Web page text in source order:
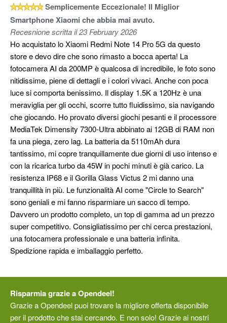
Semplicemente Eccezionale! Il Miglior
Smartphone Xiaomi che abbia mai avuto.
Recesnione scritta il 23 February 2026
Ho acquistato lo Xiaomi Redmi Note 14 Pro 5G da questo
store e devo dire che sono rimasto a bocca aperta! La
fotocamera AI da 200MP è qualcosa di incredibile, le foto sono
nitidissime, piene di dettagli e i colori vivaci. Anche con poca
luce si comporta benissimo. Il display 1.5K a 120Hz è una
meraviglia per gli occhi, scorre tutto fluidissimo, sia navigando
che giocando. Ho provato diversi giochi pesanti e il processore
MediaTek Dimensity 7300-Ultra abbinato ai 12GB di RAM non
fa una piega, zero lag. La batteria da 5110mAh dura
tantissimo, mi copre tranquillamente due giorni di uso intenso e
con la ricarica turbo da 45W in pochi minuti è già carico. La
resistenza IP68 e il Gorilla Glass Victus 2 mi danno una
tranquillità in più. Le funzionalità AI come "Circle to Search"
sono geniali e mi fanno risparmiare un sacco di tempo.
Davvero un prodotto completo, un top di gamma ad un prezzo
super competitivo. Consigliatissimo per chi cerca prestazioni,
una fotocamera professionale e una batteria infinita.
Spedizione rapida e imballaggio perfetto.
Risparmia grazie a Opendeel!
Grazie a Opendeel puoi trovare la migliore offerta disponibile
per il prodotto che stai cercando. E non solo! Grazie ai nostri